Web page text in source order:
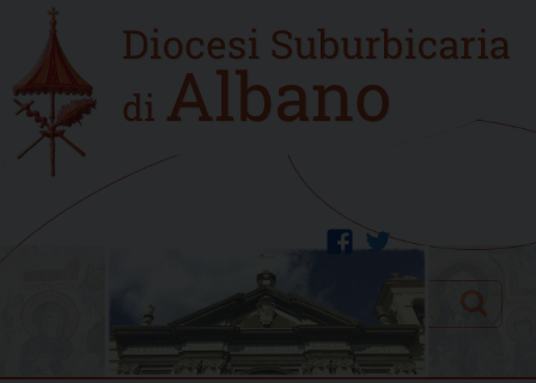
content
Home
new
twitter
facebook
Search